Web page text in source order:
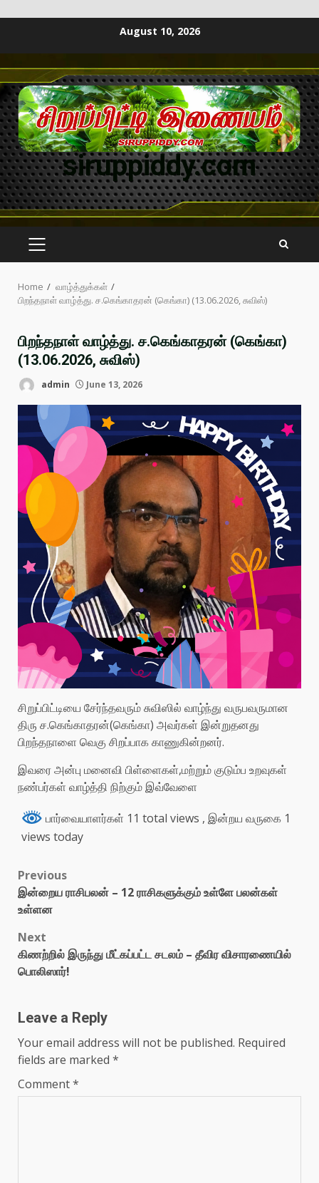
August 10, 2026
siruppiddy.com
Home
வாழ்த்துக்கள்
பிறந்தநாள் வாழ்த்து. ச.கெங்காதரன் (கெங்கா) (13.06.2026, சுவிஸ்)
பிறந்தநாள் வாழ்த்து. ச.கெங்காதரன் (கெங்கா)
(13.06.2026, சுவிஸ்)
admin June 13, 2026
சிறுப்பிட்டியை சேர்ந்தவரும் சுவிஸில் வாழ்ந்து வருபவருமான
திரு ச.கெங்காதரன்(கெங்கா) அவர்கள் இன்றுதனது
பிறந்த‌நாளை வெகு சிறப்பாக காணுகின்றனர்.
இவரை அன்பு மனைவி பிள்ளைகள்,மற்றும் குடும்ப‌ உறவுகள்
நண்பர்கள் வாழ்த்தி நிற்கும் இவ்வேளை
பார்வையாளர்கள் 11 total views , இன்றய வருகை 1
views today
Previous
இன்றைய ராசிபலன் – 12 ராசிகளுக்கும் உள்ளே பலன்கள்
உள்ளன
Next
கிணற்றில் இருந்து மீட்கப்பட்ட சடலம் – தீவிர விசாரணையில்
பொலிஸார்!
Leave a Reply
Your email address will not be published. Required
fields are marked *
Comment*